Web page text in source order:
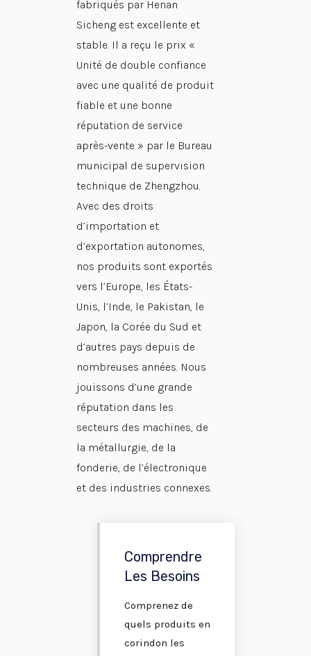
fabriqués par Henan
Sicheng est excellente et
stable. Il a reçu le prix «
Unité de double confiance
avec une qualité de produit
fiable et une bonne
réputation de service
après-vente » par le Bureau
municipal de supervision
technique de Zhengzhou.
Avec des droits
d’importation et
d’exportation autonomes,
nos produits sont exportés
vers l’Europe, les États-
Unis, l’Inde, le Pakistan, le
Japon, la Corée du Sud et
d’autres pays depuis de
nombreuses années. Nous
jouissons d’une grande
réputation dans les
secteurs des machines, de
la métallurgie, de la
fonderie, de l’électronique
et des industries connexes.
Comprendre
Les Besoins
Comprenez de
quels produits en
corindon les